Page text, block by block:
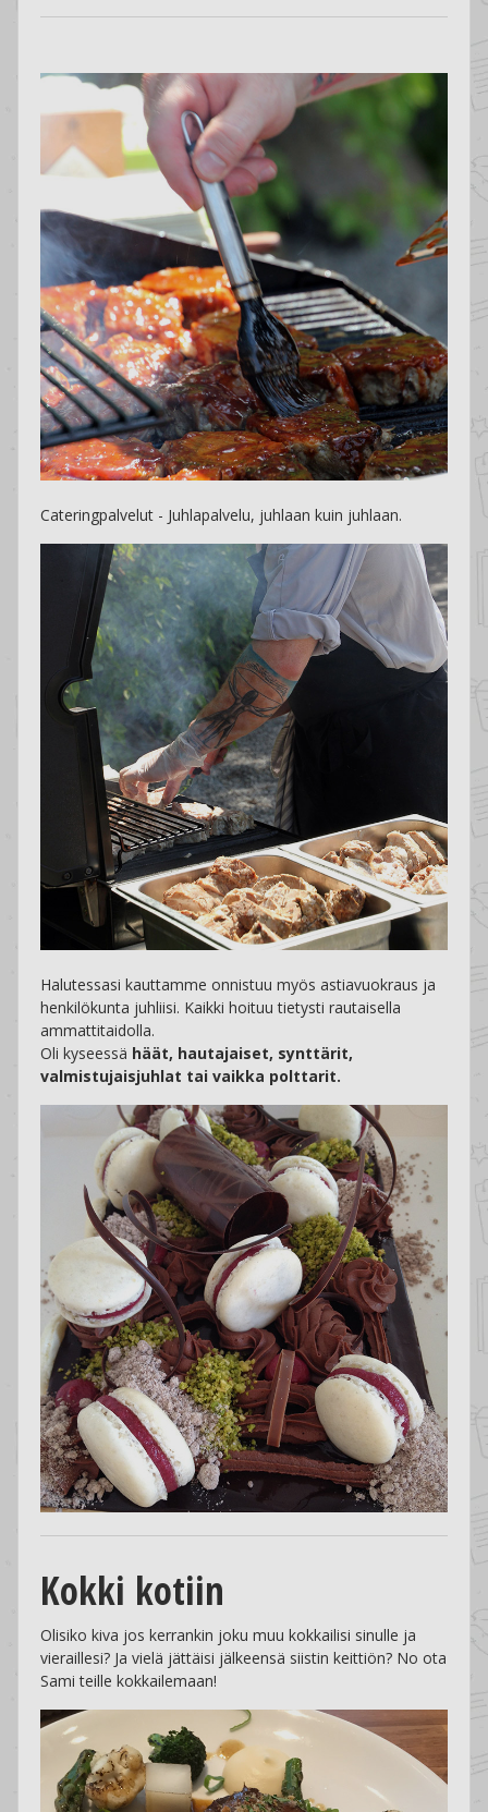
Cateringpalvelut - Juhlapalvelu, juhlaan kuin juhlaan.
Halutessasi kauttamme onnistuu myös astiavuokraus ja
henkilökunta juhliisi. Kaikki hoituu tietysti rautaisella
ammattitaidolla.
Oli kyseessä häät, hautajaiset, synttärit,
valmistujaisjuhlat tai vaikka polttarit.
Kokki kotiin
Olisiko kiva jos kerrankin joku muu kokkailisi sinulle ja
vieraillesi? Ja vielä jättäisi jälkeensä siistin keittiön? No ota
Sami teille kokkailemaan!